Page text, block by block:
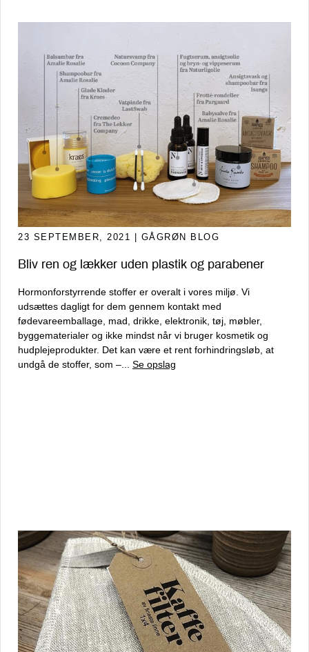
23 SEPTEMBER, 2021 | GÅGRØN BLOG
Bliv ren og lækker uden plastik og parabener
Hormonforstyrrende stoffer er overalt i vores miljø. Vi
udsættes dagligt for dem gennem kontakt med
fødevareemballage, mad, drikke, elektronik, tøj, møbler,
byggematerialer og ikke mindst når vi bruger kosmetik og
hudplejeprodukter. Det kan være et rent forhindringsløb, at
undgå de stoffer, som –... Se opslag